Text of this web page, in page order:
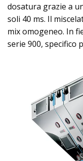
dosatura grazie a
soli 40 ms. Il
mix omogeneo. In
serie 900, specifico